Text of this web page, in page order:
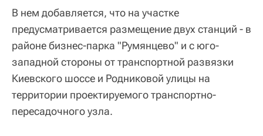
В нем добавляется, что на участке
предусматривается размещение двух станций - в
районе бизнес-парка "Румянцево" и с юго-
западной стороны от транспортной развязки
Киевского шоссе и Родниковой улицы на
территории проектируемого транспортно-
пересадочного узла.